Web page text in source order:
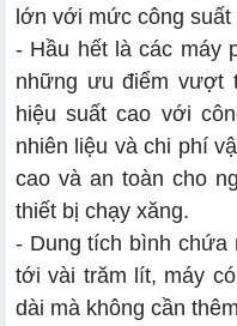
lớn với mức công
- Hầu hết là các máy
những ưu điểm vượt
hiệu suất cao với
nhiên liệu và chi phí
cao và an toàn cho
thiết bị chạy xăng.
- Dung tích bình chứa
tới vài trăm lít, máy
dài mà không cần